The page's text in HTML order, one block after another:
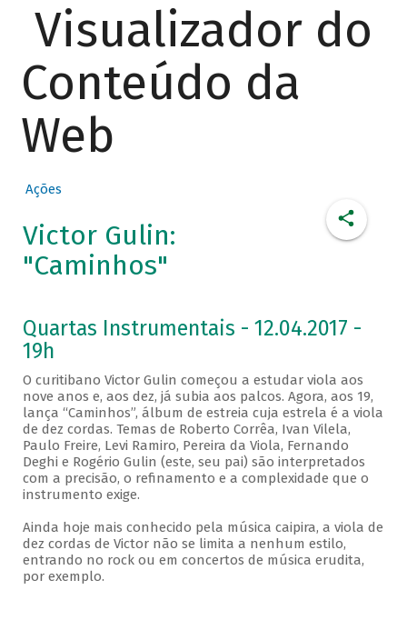
Visualizador do
Conteúdo da
Web
Ações
Victor Gulin:
"Caminhos"
Quartas Instrumentais - 12.04.2017 -
19h
O curitibano Victor Gulin começou a estudar viola aos
nove anos e, aos dez, já subia aos palcos. Agora, aos 19,
lança “Caminhos”, álbum de estreia cuja estrela é a viola
de dez cordas. Temas de Roberto Corrêa, Ivan Vilela,
Paulo Freire, Levi Ramiro, Pereira da Viola, Fernando
Deghi e Rogério Gulin (este, seu pai) são interpretados
com a precisão, o refinamento e a complexidade que o
instrumento exige.
Ainda hoje mais conhecido pela música caipira, a viola de
dez cordas de Victor não se limita a nenhum estilo,
entrando no rock ou em concertos de música erudita,
por exemplo.